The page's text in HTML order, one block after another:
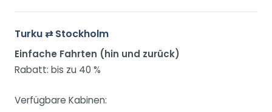
Turku ⇄ Stockholm
Einfache Fahrten (hin und zurück)
Rabatt: bis zu 40 %
Verfügbare Kabinen: